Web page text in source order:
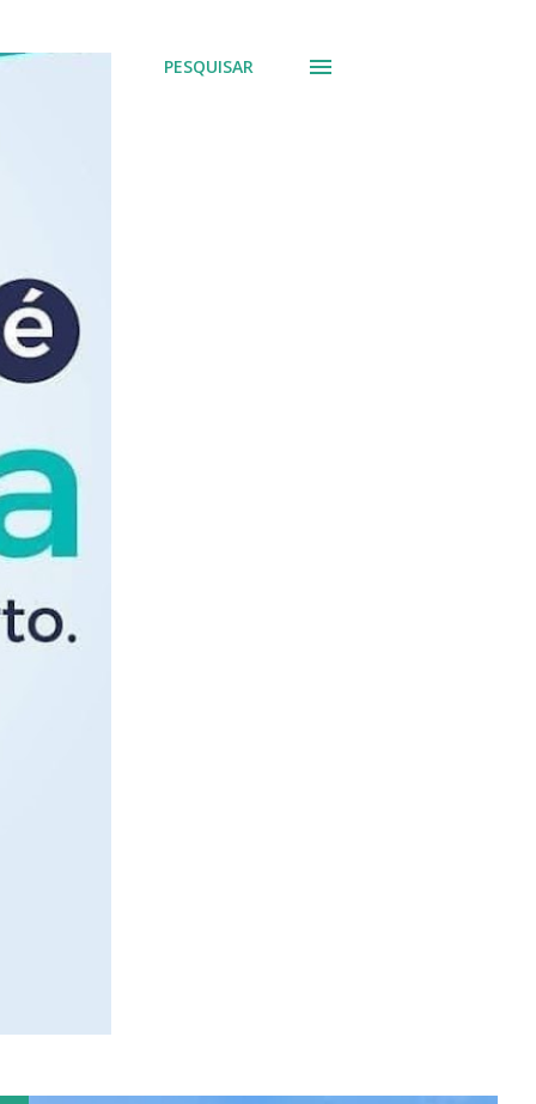
PESQUISAR